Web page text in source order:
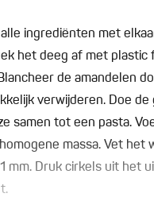
ingrediënten met
het deeg af met
de amandelen
verwijderen. Doe
samen tot een pasta.
massa. Vet
mm. Druk cirkels uit het